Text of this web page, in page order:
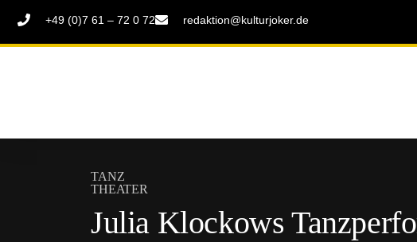
+49 (0)7 61 – 72 0 72 redaktion@kulturjoker.de
TANZ
THEATER
Julia Klockows